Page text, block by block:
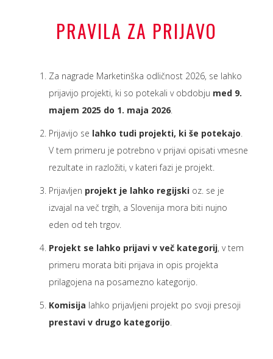
PRAVILA ZA PRIJAVO
Za nagrade Marketinška odličnost 2026, se lahko
prijavijo projekti, ki so potekali v obdobju med 9.
majem 2025 do 1. maja 2026.
Prijavijo se lahko tudi projekti, ki še potekajo.
V tem primeru je potrebno v prijavi opisati vmesne
rezultate in razložiti, v kateri fazi je projekt.
Prijavljen projekt je lahko regijski oz. se je
izvajal na več trgih, a Slovenija mora biti nujno
eden od teh trgov.
Projekt se lahko prijavi v več kategorij, v tem
primeru morata biti prijava in opis projekta
prilagojena na posamezno kategorijo.
Komisija lahko prijavljeni projekt po svoji presoji
prestavi v drugo kategorijo.